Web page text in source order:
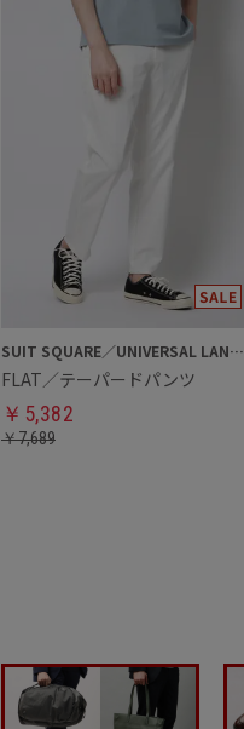
SUIT SQUARE／UNIVERSAL LANGUAGE
FLAT／テーパードパンツ
￥ 5,382
￥7,689